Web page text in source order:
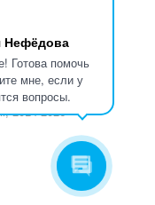
Нефёдова
Готова помочь
мне, если у
вопросы.
2014-2026